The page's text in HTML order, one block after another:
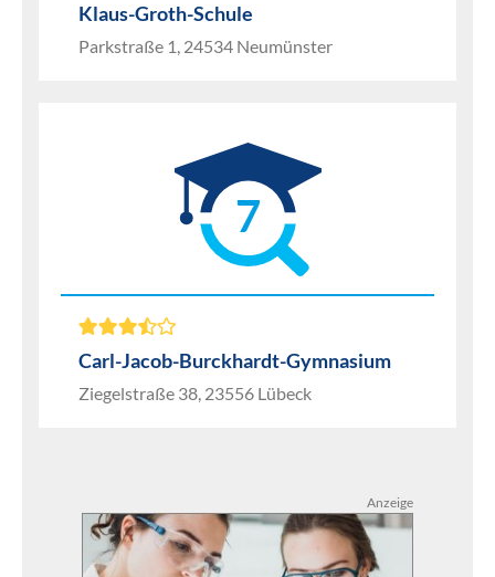
Klaus-Groth-Schule
Parkstraße 1, 24534 Neumünster
7
Carl-Jacob-Burckhardt-Gymnasium
Ziegelstraße 38, 23556 Lübeck
Anzeige